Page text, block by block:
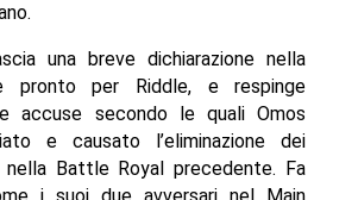
una breve dichiarazione nella
pronto per Riddle, e respinge
accuse secondo le quali Omos
e causato l’eliminazione dei
nella Battle Royal precedente. Fa